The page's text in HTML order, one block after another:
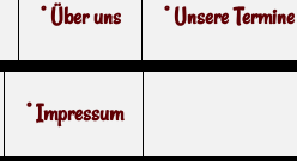
° Über uns ° Unsere Termine
° Impressum